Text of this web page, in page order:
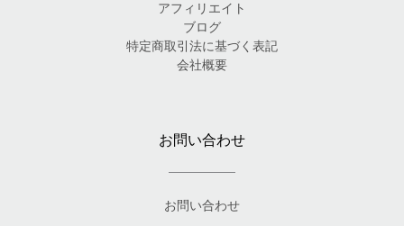
アフィリエイト
ブログ
特定商取引法に基づく表記
会社概要
お問い合わせ
お問い合わせ